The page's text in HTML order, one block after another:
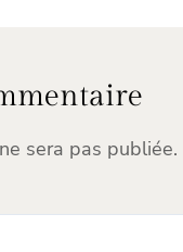
sera pas publiée.